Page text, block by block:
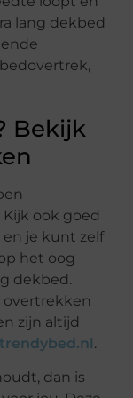
lang dekbed
Bekijk
ook goed
je kunt zelf
het oog
dekbed.
zijn altijd
trendybed.nl.
dan is